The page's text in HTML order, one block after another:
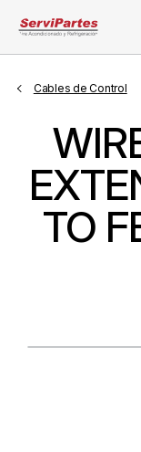
Cables de Control
TO